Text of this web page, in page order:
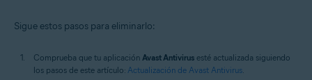
Sigue estos pasos para eliminarlo:
Comprueba que tu aplicación Avast Antivirus esté actualizada siguiendo
los pasos de este artículo: Actualización de Avast Antivirus.